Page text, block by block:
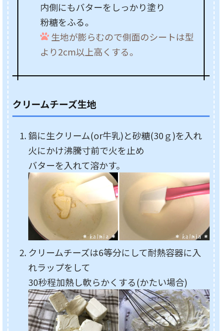
内側にもバターをしっかり塗り
粉糖をふる。
生地が膨らむので側面のシートは型
より2cm以上高くする。
クリームチーズ生地
鍋に生クリーム(or牛乳)と砂糖(30ｇ)を入れ
火にかけ沸騰寸前で火を止め
バターを入れて溶かす。
クリームチーズは6等分にして耐熱容器に入
れラップをして
30秒程加熱し軟らかくする(かたい場合)